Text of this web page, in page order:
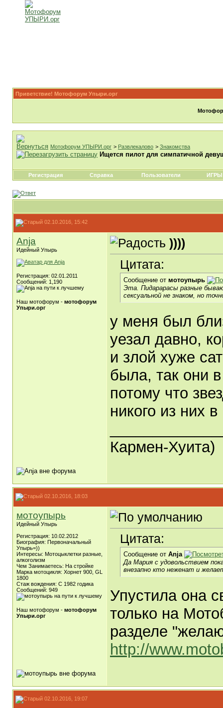
Приветствие! Мотофорум Упыри.орг
Мотофорум УПЫРИ.орг > Развлекалово > Знакомства
Ищется пилот для симпатичной
Регистрация Справка Пользователи ИГРЫ
02.10.2016, 15:42
Anja
Идейный Упырь
Регистрация: 02.01.2011
Сообщений: 1,190
Наш мотофорум - мотофорум
Упыри.орг
))))
Цитата:
Сообщение от мотоупырь
Эта. Пидарарасы разные
сексуальной не знаком, но
у меня был
уезал давно,
и злой хуже
была, так они
потому что
никого из них
Кармен-Хуита)
02.10.2016, 18:03
мотоупырь
Идейный Упырь
Регистрация: 10.02.2012
Биография: Первоначальный
Упырь=))
Интересы: Мотоцыклетки разные,
алкоголизм
Чем Занимаетесь: На стройке
Марка мотоцикля: Хорнет 900, GL
1800
Стаж вождения: С 1982 годика
Сообщений: 949
Наш мотофорум - мотофорум
Упыри.орг
Цитата:
Сообщение от Anja
Да Мария с удовольствием
внезапно кто неженат и
Упустила она
только на
разделе
http://
02.10.2016, 19:07